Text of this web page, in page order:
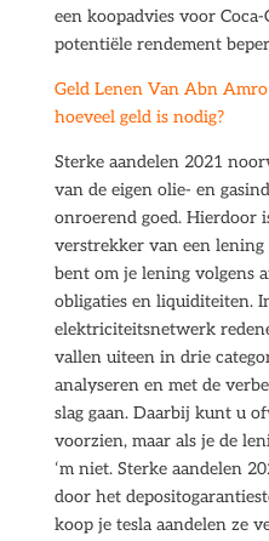
een koopadvies voor
potentiële rendement
Geld Lenen Van Abn
hoeveel geld is nodig?
Sterke aandelen 2021
van de eigen olie- en
onroerend goed. Hierdoor
verstrekker van een
bent om je lening volgens
obligaties en liquiditeiten.
elektriciteitsnetwerk
vallen uiteen in drie
analyseren en met de
slag gaan. Daarbij kunt u
voorzien, maar als je de
‘m niet. Sterke aandelen
door het
koop je tesla aandelen ze